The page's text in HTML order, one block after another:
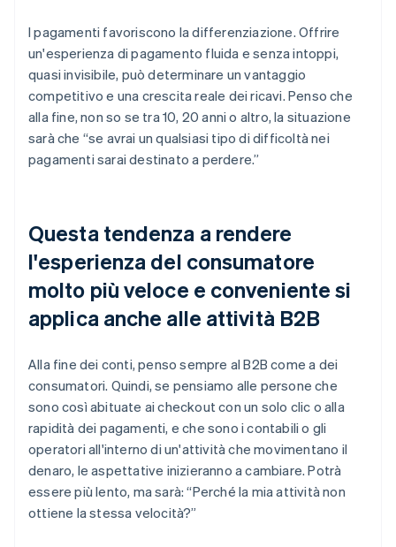
I pagamenti favoriscono la differenziazione. Offrire
un'esperienza di pagamento fluida e senza intoppi,
quasi invisibile, può determinare un vantaggio
competitivo e una crescita reale dei ricavi. Penso che
alla fine, non so se tra 10, 20 anni o altro, la situazione
sarà che “se avrai un qualsiasi tipo di difficoltà nei
pagamenti sarai destinato a perdere.”
Questa tendenza a rendere
l'esperienza del consumatore
molto più veloce e conveniente si
applica anche alle attività B2B
Alla fine dei conti, penso sempre al B2B come a dei
consumatori. Quindi, se pensiamo alle persone che
sono così abituate ai checkout con un solo clic o alla
rapidità dei pagamenti, e che sono i contabili o gli
operatori all'interno di un'attività che movimentano il
denaro, le aspettative inizieranno a cambiare. Potrà
essere più lento, ma sarà: “Perché la mia attività non
ottiene la stessa velocità?”